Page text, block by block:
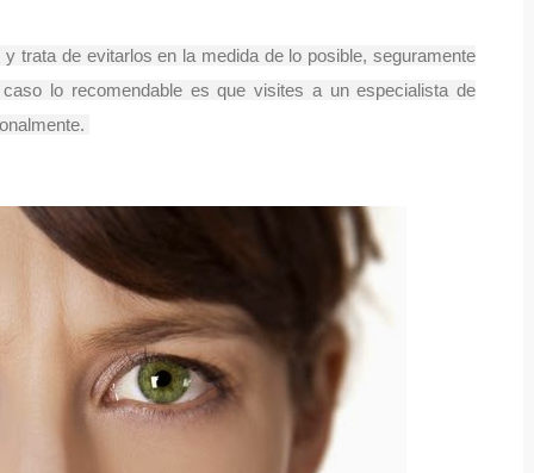
trata de evitarlos en la medida de lo posible, seguramente
lo recomendable es que visites a un especialista de